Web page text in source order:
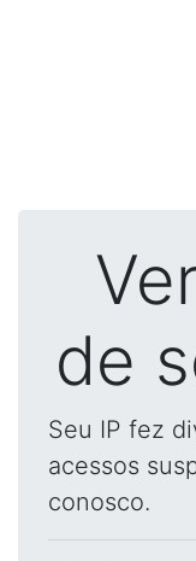
de
Seu IP fez
acessos
conosco.